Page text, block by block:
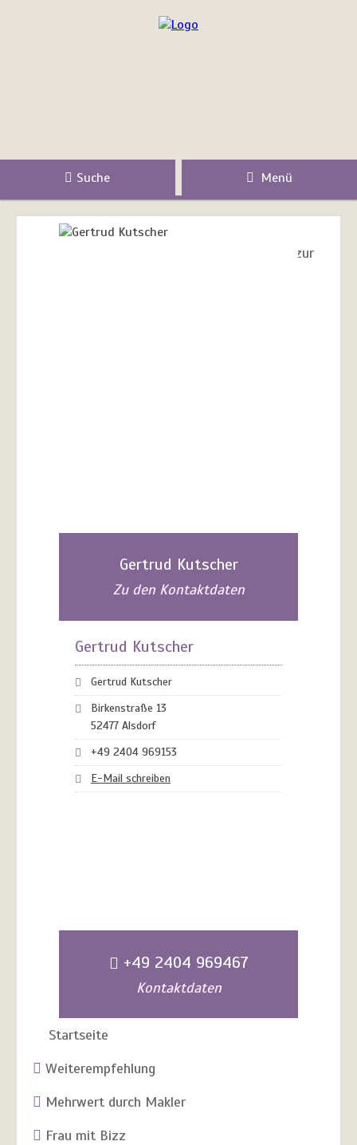
Suche Menü
Gertrud Kutscher
Zu den Kontaktdaten
Gertrud Kutscher
Gertrud Kutscher
Birkenstraße 13
52477 Alsdorf
+49 2404 969153
E-Mail schreiben
+49 2404 969467
Kontaktdaten
zur
Startseite
Weiterempfehlung
Mehrwert durch Makler
Frau mit Bizz